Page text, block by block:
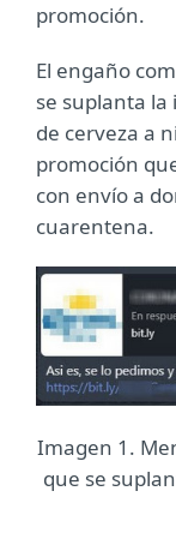
promoción.
El engaño
se suplanta
de cerveza a
promoción
con envío a
cuarentena.
Imagen 1.
que se